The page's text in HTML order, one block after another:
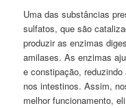
Uma das substâncias
sulfatos, que são
produzir as enzimas
amilases. As enzimas
e constipação,
nos intestinos. Assim,
melhor funcionamento,